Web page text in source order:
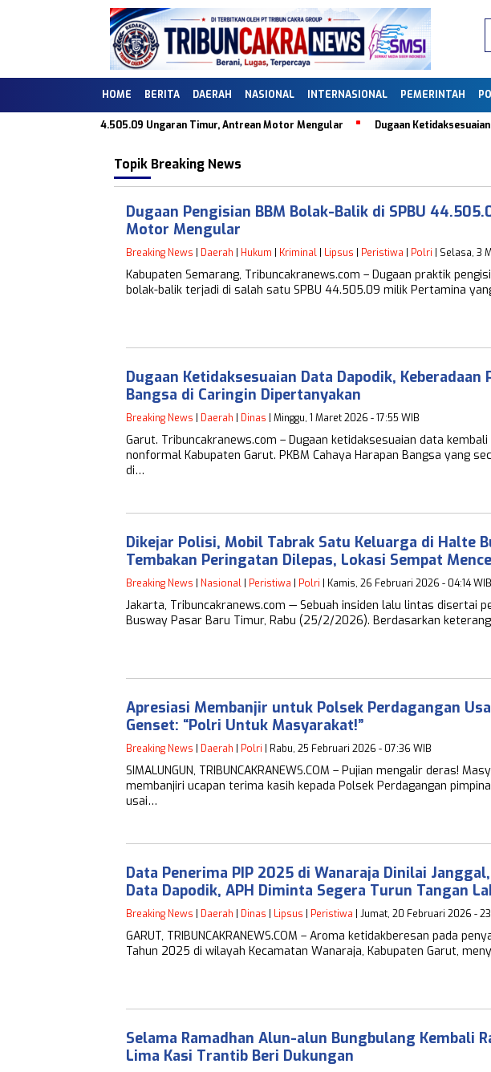
HOME BERITA DAERAH NASIONAL INTERNASIONAL PEMERINTAH
Balik di SPBU 44.505.09 Ungaran Timur, Antrean Motor Mengular Dugaan Ketidaksesuaian
Topik Breaking News
Dugaan Pengisian BBM Bolak-Balik di SPBU
Motor Mengular
Breaking News Daerah Hukum Kriminal Lipsus Peristiwa Polri | Selasa, 3
Kabupaten Semarang, Tribuncakranews.com – Dugaan praktik
bolak-balik terjadi di salah satu SPBU 44.505.09 milik Pertamina
Dugaan Ketidaksesuaian Data Dapodik, Keberadaan
Bangsa di Caringin Dipertanyakan
Breaking News Daerah Dinas | Minggu, 1 Maret 2026 - 17:55 WIB
Garut. Tribuncakranews.com – Dugaan ketidaksesuaian data
nonformal Kabupaten Garut. PKBM Cahaya Harapan Bangsa yang
di…
Dikejar Polisi, Mobil Tabrak Satu Keluarga di Halte
Tembakan Peringatan Dilepas, Lokasi Sempat
Breaking News Nasional Peristiwa Polri | Kamis, 26 Februari 2026 - 04:14 WIB
Jakarta, Tribuncakranews.com — Sebuah insiden lalu lintas disertai
Busway Pasar Baru Timur, Rabu (25/2/2026). Berdasarkan
Apresiasi Membanjir untuk Polsek Perdagangan
Genset: “Polri Untuk Masyarakat!”
Breaking News Daerah Polri | Rabu, 25 Februari 2026 - 07:36 WIB
SIMALUNGUN, TRIBUNCAKRANEWS.COM – Pujian mengalir deras!
membanjiri ucapan terima kasih kepada Polsek Perdagangan
usai…
Data Penerima PIP 2025 di Wanaraja Dinilai
Data Dapodik, APH Diminta Segera Turun Tangan
Breaking News Daerah Dinas Lipsus Peristiwa | Jumat, 20 Februari 2026 -
GARUT, TRIBUNCAKRANEWS.COM – Aroma ketidakberesan pada
Tahun 2025 di wilayah Kecamatan Wanaraja, Kabupaten Garut,
Selama Ramadhan Alun-alun Bungbulang Kembali
Lima Kasi Trantib Beri Dukungan